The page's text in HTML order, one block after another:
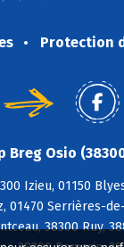
Protection
Breg Osio
Izieu, 01150
01470 Serrières-
38300 Ruy,